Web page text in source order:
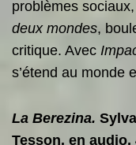
problèmes
deux mondes,
critique. Avec
s’étend au monde
La Berezina. Syl
Tesson. en audio.